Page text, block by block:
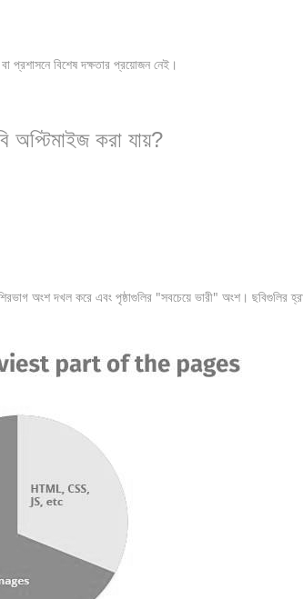
প্রশাসনে বিশেষ দক্ষতার প্রয়োজন নেই।
অপ্টিমাইজ করা যায়?
অংশ দখল করে এবং পৃষ্ঠাগুলির "সবচেয়ে ভারী" অংশ। ছবিগুলির